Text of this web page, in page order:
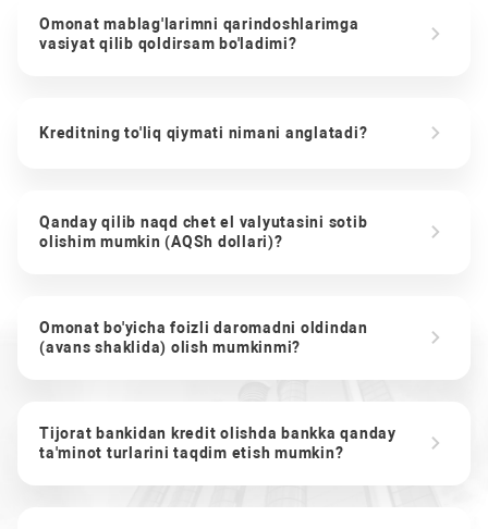
Omonat mablag'larimni qarindoshlarimga
vasiyat qilib qoldirsam bo'ladimi?
Kreditning to'liq qiymati nimani anglatadi?
Qanday qilib naqd chet el valyutasini sotib
olishim mumkin (AQSh dollari)?
Omonat bo'yicha foizli daromadni oldindan
(avans shaklida) olish mumkinmi?
Tijorat bankidan kredit olishda bankka qanday
ta'minot turlarini taqdim etish mumkin?